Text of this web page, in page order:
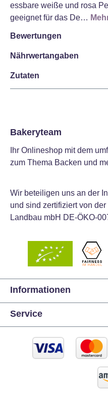
essbare weiße und rosa
geeignet für das De…
Bewertungen
Nährwertangaben
Zutaten
Bakeryteam
Ihr Onlineshop mit dem
zum Thema Backen und
Wir beteiligen uns an der
und sind zertifiziert von
Landbau mbH DE-ÖKO-
Informationen
Service